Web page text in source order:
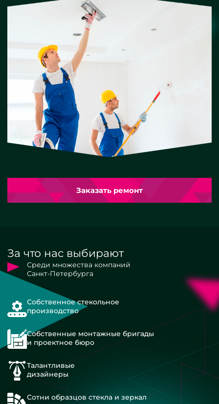
Заказать ремонт
За что нас выбирают
Среди множества компаний
Санкт-Петербурга
Собственное стекольное
производство
Собственные монтажные бригады
и проектное бюро
Талантливые
дизайнеры
Сотни образцов стекла и зеркал